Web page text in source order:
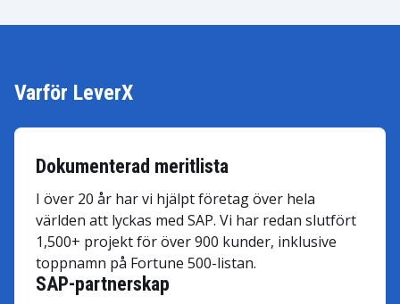
Varför LeverX
Dokumenterad meritlista
I över 20 år har vi hjälpt företag över hela
världen att lyckas med SAP. Vi har redan slutfört
1,500+ projekt för över 900 kunder, inklusive
toppnamn på Fortune 500-listan.
SAP-partnerskap